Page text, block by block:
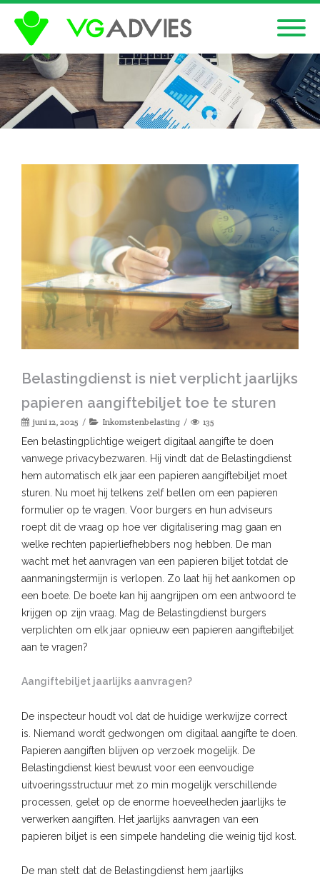
Belastingdienst is niet verplicht jaarlijks
papieren aangiftebiljet toe te sturen
juni 12, 2025 Inkomstenbelasting 135
Een belastingplichtige weigert digitaal aangifte te doen
vanwege privacybezwaren. Hij vindt dat de Belastingdienst
hem automatisch elk jaar een papieren aangiftebiljet moet
sturen. Nu moet hij telkens zelf bellen om een papieren
formulier op te vragen. Voor burgers en hun adviseurs
roept dit de vraag op hoe ver digitalisering mag gaan en
welke rechten papierliefhebbers nog hebben. De man
wacht met het aanvragen van een papieren biljet totdat de
aanmaningstermijn is verlopen. Zo laat hij het aankomen op
een boete. De boete kan hij aangrijpen om een antwoord te
krijgen op zijn vraag. Mag de Belastingdienst burgers
verplichten om elk jaar opnieuw een papieren aangiftebiljet
aan te vragen?
Aangiftebiljet jaarlijks aanvragen?
De inspecteur houdt vol dat de huidige werkwijze correct
is. Niemand wordt gedwongen om digitaal aangifte te doen.
Papieren aangiften blijven op verzoek mogelijk. De
Belastingdienst kiest bewust voor een eenvoudige
uitvoeringsstructuur met zo min mogelijk verschillende
processen, gelet op de enorme hoeveelheden jaarlijks te
verwerken aangiften. Het jaarlijks aanvragen van een
papieren biljet is een simpele handeling die weinig tijd kost.
De man stelt dat de Belastingdienst hem jaarlijks